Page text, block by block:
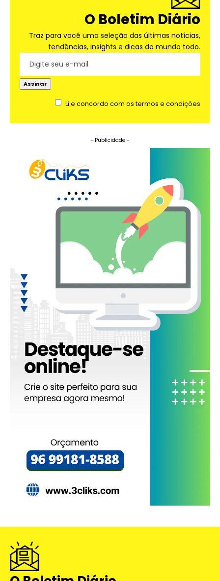
O Boletim Diário
Traz para você uma seleção das últimas notícias,
tendências, insights e dicas do mundo todo.
Li e concordo com os termos e condições
- Publicidade -